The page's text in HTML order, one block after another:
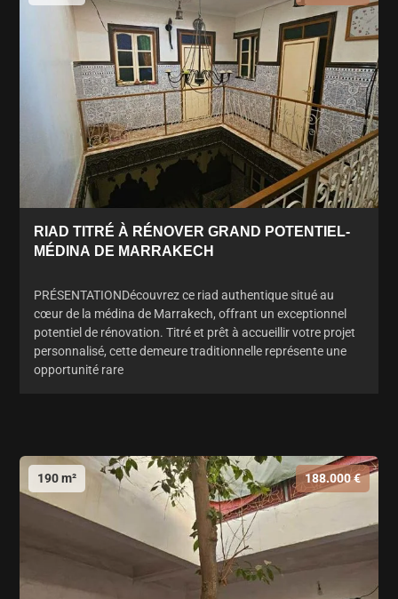
RIAD TITRÉ À RÉNOVER GRAND POTENTIEL-
MÉDINA DE MARRAKECH
PRÉSENTATIONDécouvrez ce riad authentique situé au
cœur de la médina de Marrakech, offrant un exceptionnel
potentiel de rénovation. Titré et prêt à accueillir votre projet
personnalisé, cette demeure traditionnelle représente une
opportunité rare
190 m² 188.000 €